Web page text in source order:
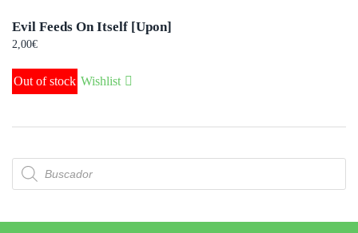
Evil Feeds On Itself [Upon]
2,00€
Out of stock Wishlist
Búsqueda
de
productos